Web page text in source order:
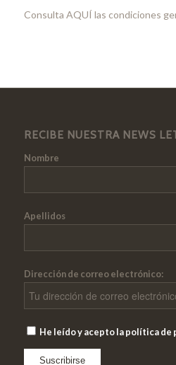
Consulta AQUÍ las condiciones
RECIBE NUESTRA NEWS
Nombre
Apellidos
Dirección de correo electrónico:
He leído y acepto la política de